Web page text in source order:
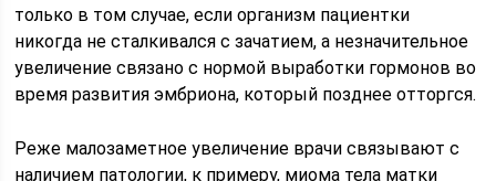
только в том случае, если организм пациентки
никогда не сталкивался с зачатием, а незначительное
увеличение связано с нормой выработки гормонов во
время развития эмбриона, который позднее отторгся.
Реже малозаметное увеличение врачи связывают с
наличием патологии, к примеру, миома тела матки